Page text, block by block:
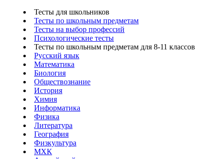
Тесты для школьников
Тесты по школьным предметам
Тесты на выбор профессий
Психологические тесты
Тесты по школьным предметам для 8-11 классов
Русский язык
Математика
Биология
Обществознание
История
Химия
Информатика
Физика
Литература
География
Физкультура
МХК